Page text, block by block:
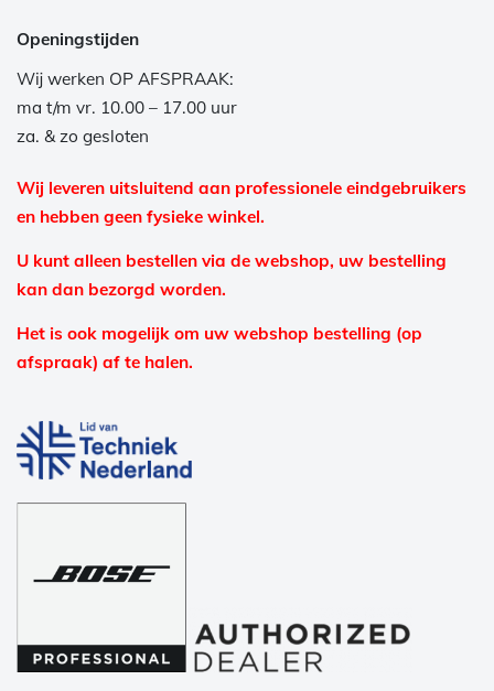
Openingstijden
Wij werken OP AFSPRAAK:
ma t/m vr. 10.00 – 17.00 uur
za. & zo gesloten
Wij leveren uitsluitend aan professionele eindgebruikers
en hebben geen fysieke winkel.
U kunt alleen bestellen via de webshop, uw bestelling
kan dan bezorgd worden.
Het is ook mogelijk om uw webshop bestelling (op
afspraak) af te halen.